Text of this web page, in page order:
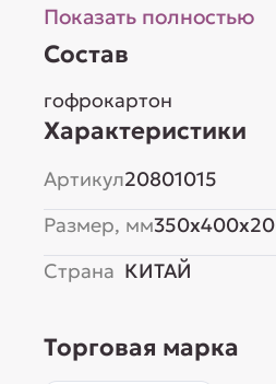
Показать полностью
Состав
гофрокартон
Характеристики
Артикул20801015
Размер, мм350x400x20
Страна КИТАЙ
Торговая марка